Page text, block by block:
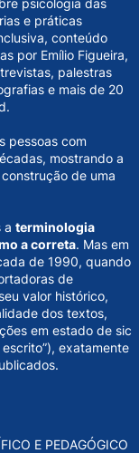
psicologia das
e práticas
conteúdo
por Emílio Figueira,
palestras
e mais de 20
pessoas com
mostrando a
de uma
a terminologia
a correta. Mas em
de 1990, quando
de
valor histórico,
dos textos,
em estado de sic
exatamente
E PEDAGÓGICO